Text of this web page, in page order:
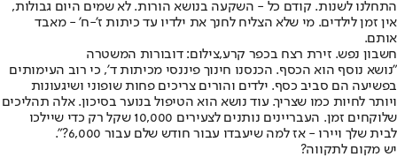
התחלנו לשנות. קודם כל - השקעה בנושא הורות. לא שמים היום גבולות,
אין זמן לילדים. מי שלא הצליח לחנך את ילדיו עד כיתות ז'-ח' - מאבד
אותם.
חשבון נפש. זירת רצח בכפר קרע,צילום: דובורות המשטרה
"נושא נוסף הוא הכסף. הכנסנו חינוך פיננסי מכיתות ד', כי רוב העימותים
בפשיעה הם סביב כסף. ילדים והורים צריכים פחות שופוני ושיגעונות
ויותר לחיות כמו שצריך. עוד נושא הוא הטיפול בנוער בסיכון. אלה תהליכים
שלוקחים זמן. העבריינים נותנים לצעירים 10,000 שקל רק כדי שיילכו
לבית שלך ויירו - אז למה שיעבדו עבור חודש שלם עבור 6,000?".
יש מקום לתקווה?